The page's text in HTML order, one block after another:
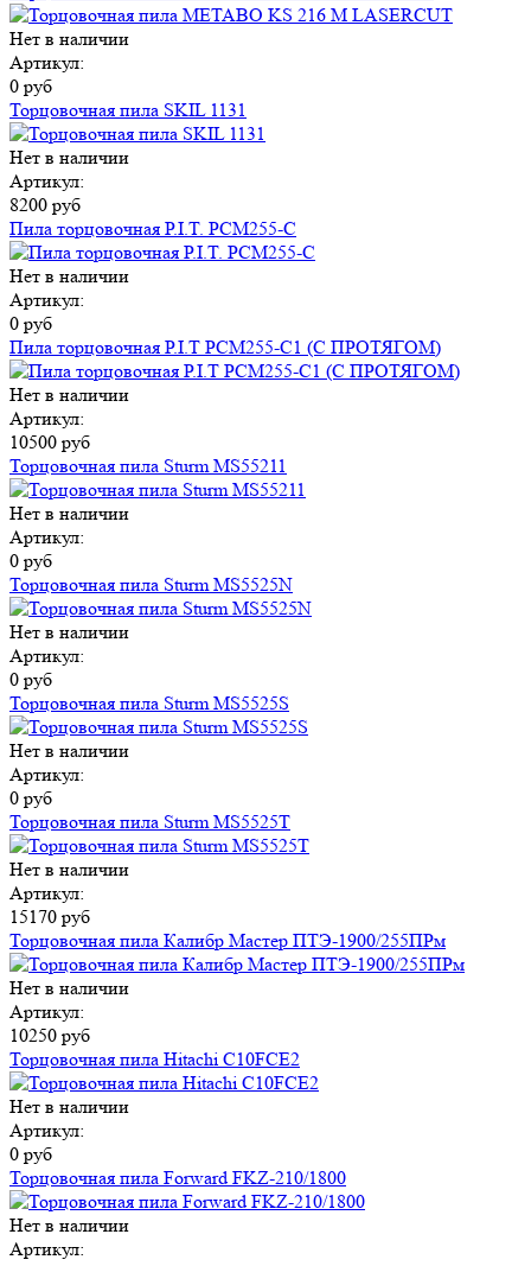
Нет в наличии
Артикул:
0 руб
Торцовочная пила SKIL 1131
Нет в наличии
Артикул:
8200 руб
Пила торцовочная P.I.T. РСМ255-C
Нет в наличии
Артикул:
0 руб
Пила торцовочная Р.I.T РСМ255-C1 (С ПРОТЯГОМ)
Нет в наличии
Артикул:
10500 руб
Торцовочная пила Sturm MS55211
Нет в наличии
Артикул:
0 руб
Торцовочная пила Sturm MS5525N
Нет в наличии
Артикул:
0 руб
Торцовочная пила Sturm MS5525S
Нет в наличии
Артикул:
0 руб
Торцовочная пила Sturm MS5525T
Нет в наличии
Артикул:
15170 руб
Торцовочная пила Калибр Мастер ПТЭ-1900/255ПРм
Нет в наличии
Артикул:
10250 руб
Торцовочная пила Hitachi C10FCE2
Нет в наличии
Артикул:
0 руб
Торцовочная пила Forward FKZ-210/1800
Нет в наличии
Артикул: